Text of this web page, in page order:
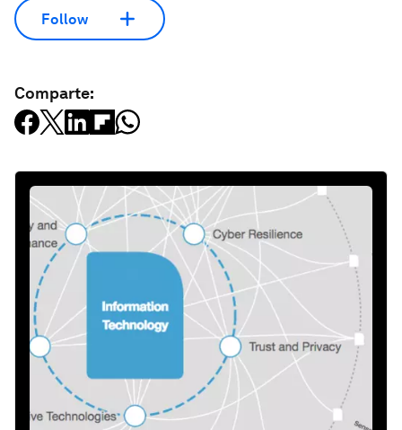
Follow
Comparte: